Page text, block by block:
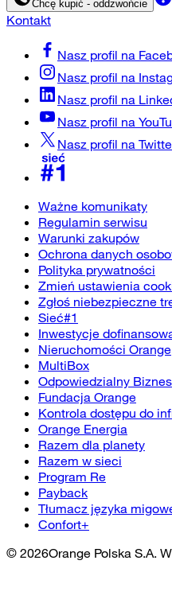
Chcę kupić - oddzwońcie
Kontakt
Nasz profil na
Nasz profil na
Nasz profil na
Nasz profil na
Nasz profil na
Ważne komunikaty
Regulamin serwisu
Warunki zakupów
Ochrona danych
Polityka prywatności
Zmień ustawienia
Zgłoś niebezpieczne
Sieć#1
Inwestycje
Nieruchomości Orange
MultiBox
Odpowiedzialny Biznes
Fundacja Orange
Kontrola dostępu do
Orange Energia
Razem dla planety
Razem w sieci
Program Re
Payback
Tłumacz języka
Confort+
© 2026Orange Polska S.A.